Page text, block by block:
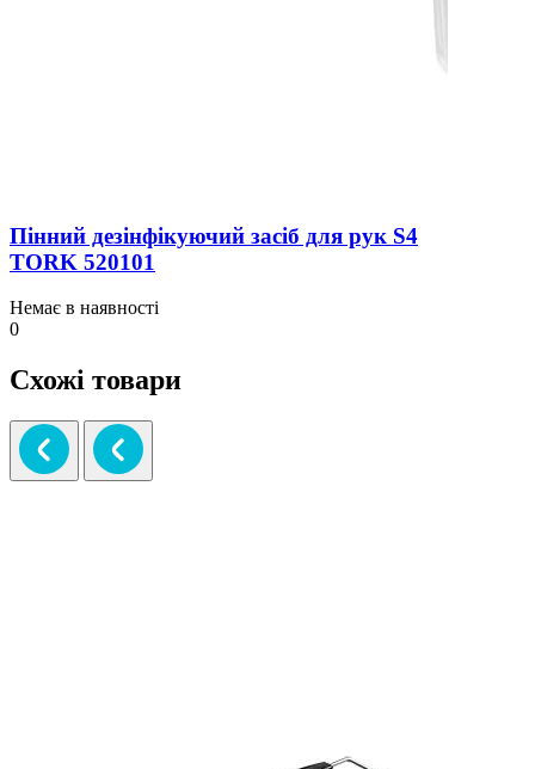
Пінний дезінфікуючий засіб для рук S4
TORK 520101
Немає в наявності
0
Схожі товари